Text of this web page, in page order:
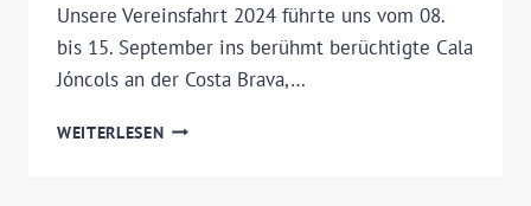
Unsere Vereinsfahrt 2024 führte uns vom 08.
bis 15. September ins berühmt berüchtigte Cala
Jóncols an der Costa Brava,…
WEITERLESENVEREINSFAHRT